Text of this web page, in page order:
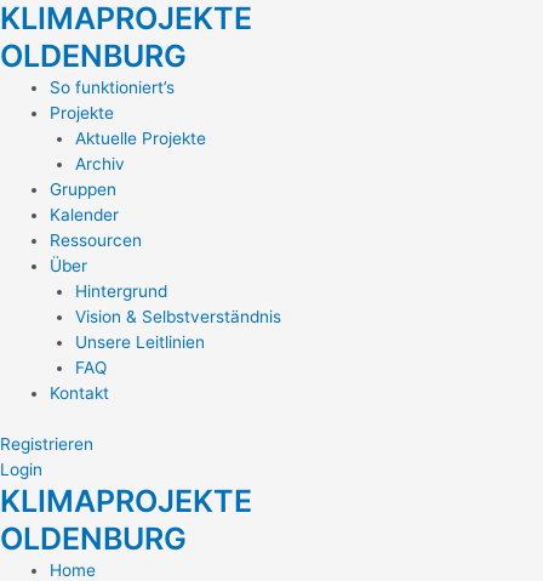
Zum
springen
KLIMAPROJEKTE
OLDENBURG
Main
Menu
So funktioniert’s
Projekte
Aktuelle Projekte
Archiv
Gruppen
Kalender
Ressourcen
Über
Hintergrund
Vision & Selbstverständnis
Unsere Leitlinien
FAQ
Kontakt
Registrieren
Login
KLIMAPROJEKTE
OLDENBURG
Home